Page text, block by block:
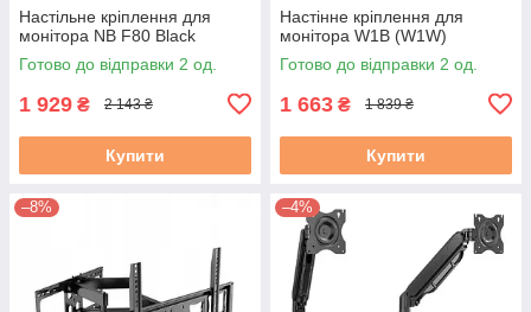
Настільне кріплення для
монітора NB F80 Black
Готово до відправки 2 од.
1 929 ₴ 2 143 ₴
Купити
Настінне кріплення для
монітора W1B (W1W)
Готово до відправки 2 од.
1 663 ₴ 1 839 ₴
Купити
–8% –4%